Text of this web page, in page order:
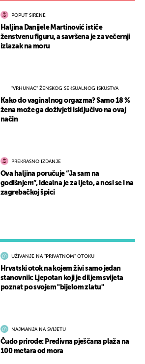
UŽIVANJE NA "PRIVATNOM" OTOKU
Hrvatski otok na kojem živi samo jedan
stanovnik: Ljepotan koji je diljem svijeta
poznat po svojem "bijelom zlatu"
NAJMANJA NA SVIJETU
Čudo prirode: Predivna pješčana plaža na
100 metara od mora
POPUT SIRENE
Haljina Danijele Martinović ističe
ženstvenu figuru, a savršena je za večernji
izlazak na moru
"VRHUNAC" ŽENSKOG SEKSUALNOG ISKUSTVA
Kako do vaginalnog orgazma? Samo 18 %
žena može ga doživjeti isključivo na ovaj
način
PREKRASNO IZDANJE
Ova haljina poručuje “Ja sam na
godišnjem”, idealna je za ljeto, a nosi se i na
zagrebačkoj špici